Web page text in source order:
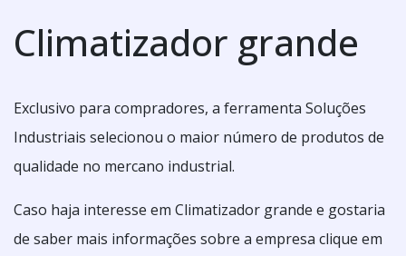
Climatizador grande
Exclusivo para compradores, a ferramenta Soluções
Industriais selecionou o maior número de produtos de
qualidade no mercano industrial.
Caso haja interesse em Climatizador grande e gostaria
de saber mais informações sobre a empresa clique em